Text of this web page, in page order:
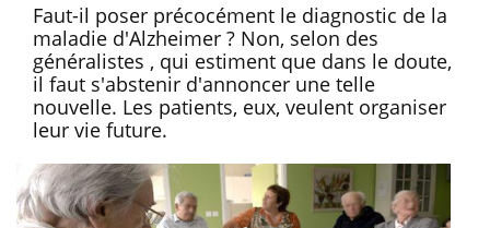
Faut-il poser précocément le diagnostic de la
maladie d'Alzheimer ? Non, selon des
généralistes , qui estiment que dans le doute,
il faut s'abstenir d'annoncer une telle
nouvelle. Les patients, eux, veulent organiser
leur vie future.